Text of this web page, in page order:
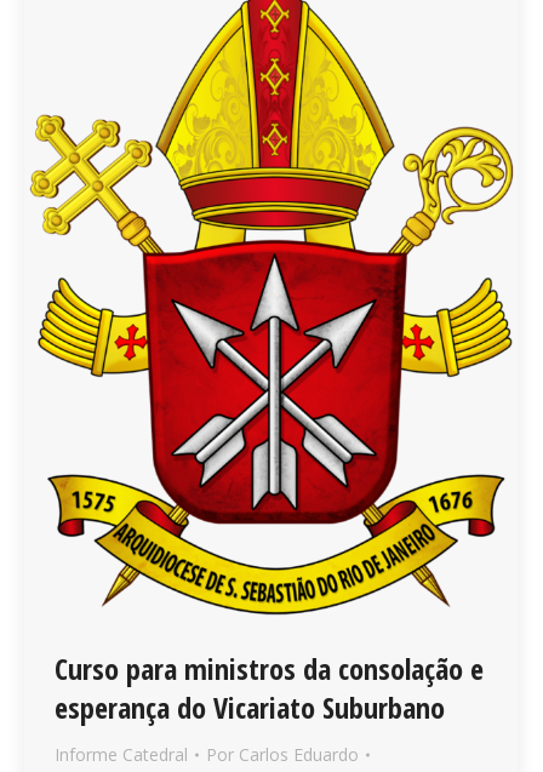
Curso para ministros da consolação e
esperança do Vicariato Suburbano
Informe Catedral Por Carlos Eduardo